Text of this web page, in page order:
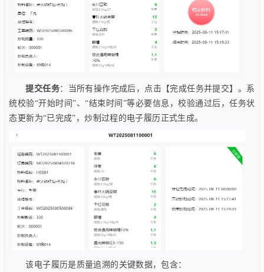
提交任务：当所有操作完成后，点击【完成任务并提交】。系
统校验“开始时间”、“结束时间”等必要信息，校验通过后，任务状
态更新为“已完成”，炒制过程的电子履历正式生成。
该电子履历是质量追溯的关键数据，包含：